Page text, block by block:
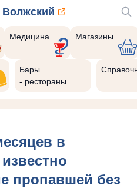
Волжский
Медицина Магазины
Бары
- рестораны
в
пропавшей без